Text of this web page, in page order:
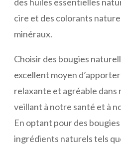
cire et des colorants
minéraux.
Choisir des bougies
excellent moyen
relaxante et agréable dans
veillant à notre santé et à
En optant pour des
ingrédients naturels tels